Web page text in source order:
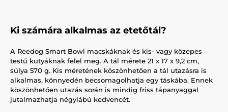
Ki számára alkalmas az etetőtál?
A Reedog Smart Bowl macskáknak és kis- vagy közepes
testű kutyáknak felel meg. A tál mérete 21 x 17 x 9,2 cm,
súlya 570 g. Kis méretének köszönhetően a tál utazásra is
alkalmas, könnyedén becsomagolhatja egy táskába. Ennek
köszönhetően utazás során is mindig friss tápanyaggal
jutalmazhatja négylábú kedvencét.